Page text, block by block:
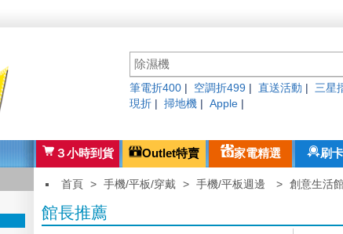
筆電折400 空調折499 直送活動 三星
現折
掃地機 Apple
３小時到貨 Outlet特賣 家電精選 刷
首頁 > 手機/平板/穿戴 > 手機/平板週邊 > 創意生活
館長推薦